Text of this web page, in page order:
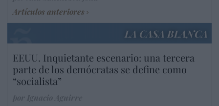
Artículos anteriores
LA CASA BLANCA
EEUU. Inquietante escenario: una tercera
parte de los demócratas se define como
“socialista”